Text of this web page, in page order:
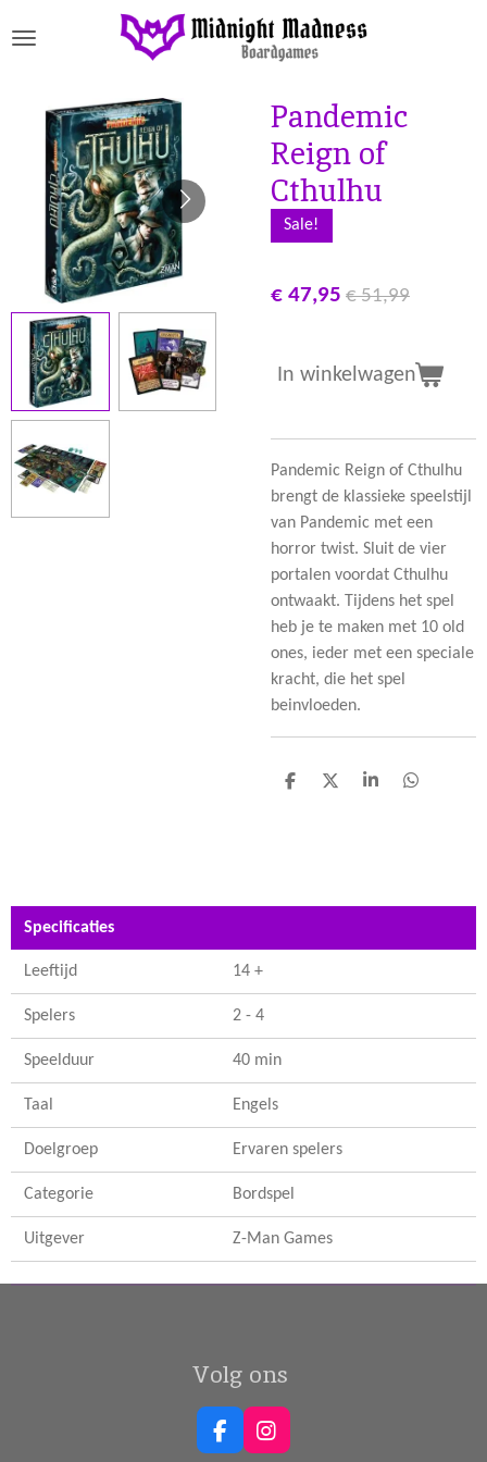
direct
hoofdinhoud
Pandemic
Reign of
Cthulhu
Sale!
€ 47,95 € 51,99
In winkelwagen
Pandemic Reign of Cthulhu
brengt de klassieke speelstijl
van Pandemic met een
horror twist. Sluit de vier
portalen voordat Cthulhu
ontwaakt. Tijdens het spel
heb je te maken met 10 old
ones, ieder met een speciale
kracht, die het spel
beinvloeden.
D
D
S
D
Specificaties
Leeftijd 14 +
Spelers 2 - 4
Speelduur 40 min
Taal Engels
Doelgroep Ervaren spelers
Categorie Bordspel
Uitgever Z-Man Games
Volg ons
F
I